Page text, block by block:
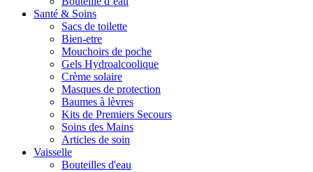
Santé & Soins
Sacs de toilette
Bien-etre
Mouchoirs de poche
Gels Hydroalcoolique
Crème solaire
Masques de protection
Baumes à lèvres
Kits de Premiers Secours
Soins des Mains
Articles de soin
Vaisselle
Bouteilles d'eau